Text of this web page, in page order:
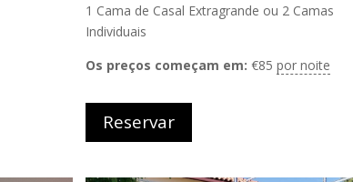
1 Cama de Casal Extragrande ou 2 Camas
Individuais
Os preços começam em: €85 por noite
Reservar